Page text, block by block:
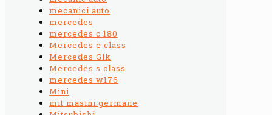
mecanici auto
mercedes
mercedes c 180
Mercedes e class
Mercedes Glk
Mercedes s class
mercedes w176
Mini
mit masini germane